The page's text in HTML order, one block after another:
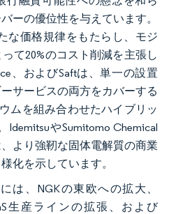
ーの優位性を与えています。
な価格規律をもたらし、モジ
て20%のコスト削減を主張し
、およびSaftは、単一の設置
サービスの両方をカバーする
ムを組み合わせたハイブリッ
やSumitomo Chemical
より強靭な固体電解質の商業
化を示しています。
は、NGKの東欧への拡大、
生産ラインの拡張、および